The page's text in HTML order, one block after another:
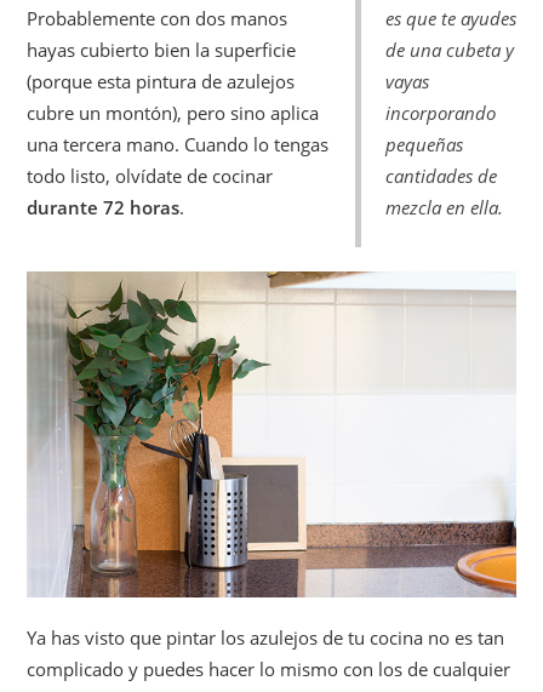
es que te ayudes
de una cubeta y
vayas
incorporando
pequeñas
cantidades de
mezcla en ella.
Probablemente con dos manos
hayas cubierto bien la superficie
(porque esta pintura de azulejos
cubre un montón), pero sino aplica
una tercera mano. Cuando lo tengas
todo listo, olvídate de cocinar
durante 72 horas.
Ya has visto que pintar los azulejos de tu cocina no es tan
complicado y puedes hacer lo mismo con los de cualquier